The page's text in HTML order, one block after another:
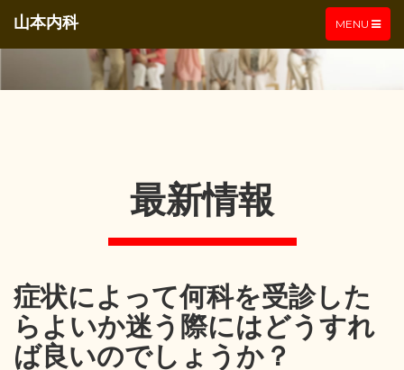
TOGGLE
NAVIGATION
MENU
山本内科
最新情報
症状によって何科を受診した
らよいか迷う際にはどうすれ
ば良いのでしょうか？